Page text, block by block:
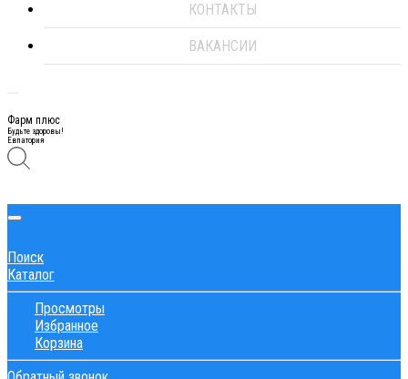
КОНТАКТЫ
ВАКАНСИИ
Фарм плюс
Будьте здоровы!
Евпатория
Поиск
Каталог
Просмотры
Избранное
Корзина